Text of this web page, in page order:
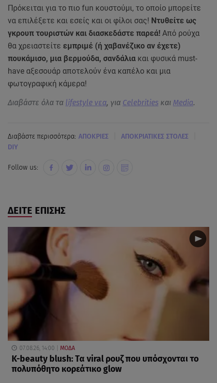
Πρόκειται για το πιο fun κουστούμι, το οποίο μπορείτε
να επιλέξετε και εσείς και οι φίλοι σας! Ντυθείτε ως
γκρουπ τουριστών και διασκεδάστε παρεά! Από ρούχα
θα χρειαστείτε εμπριμέ (ή χαβανέζικο αν έχετε)
πουκάμισο, μια βερμούδα, σανδάλια και φυσικά must-
have αξεσουάρ αποτελούν ένα καπέλο και μια
φωτογραφική κάμερα!
Διαβάστε όλα τα lifestyle νεα, για Celebrities και Media.
Διαβάστε περισσότερα: ΑΠΟΚΡΙΕΣ ΑΠΟΚΡΙΑΤΙΚΕΣ ΣΤΟΛΕΣ
DIY
Follow us:
ΔΕΙΤΕ ΕΠΙΣΗΣ
07.08.26, 14:00 ΜΟΔΑ
K-beauty blush: Τα viral ρουζ που υπόσχονται το
πολυπόθητο κορεάτικο glow